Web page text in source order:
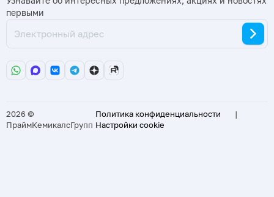
первыми
2026 ©
ПраймКемикалсГрупп
Политика конфиденциальности
|
Настройки cookie